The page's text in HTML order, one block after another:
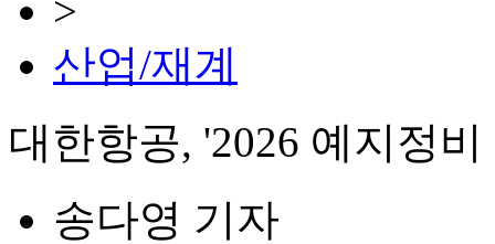
>
산업/재계
대한항공, '2026 예지정
송다영 기자